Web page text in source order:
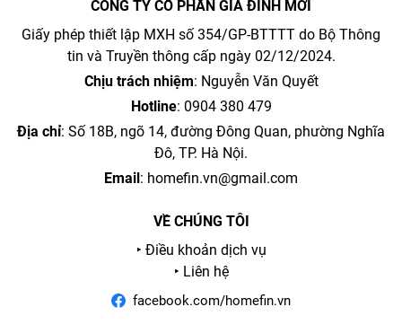
CÔNG TY CỔ PHẦN GIA ĐÌNH MỚI
Giấy phép thiết lập MXH số 354/GP-BTTTT do Bộ Thông
tin và Truyền thông cấp ngày 02/12/2024.
Chịu trách nhiệm: Nguyễn Văn Quyết
Hotline: 0904 380 479
Địa chỉ: Số 18B, ngõ 14, đường Đông Quan, phường Nghĩa
Đô, TP. Hà Nội.
Email: homefin.vn@gmail.com
VỀ CHÚNG TÔI
‣ Điều khoản dịch vụ
‣ Liên hệ
facebook.com/homefin.vn